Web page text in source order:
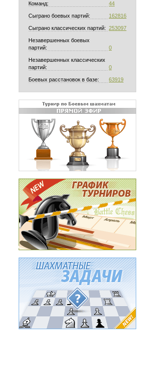
Команд: 44
Сыграно боевых партий: 162816
Сыграно классических партий: 253097
Незавершенных боевых
партий:
0
Незавершенных классических
партий:
0
Боевых расстановок в базе: 63919